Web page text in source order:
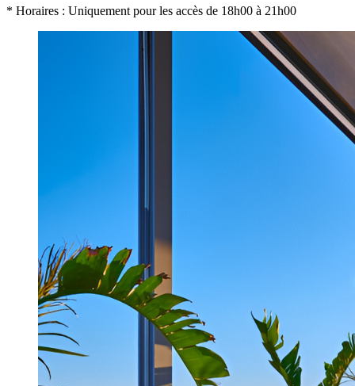
* Horaires : Uniquement pour les accès de 18h00 à 21h00